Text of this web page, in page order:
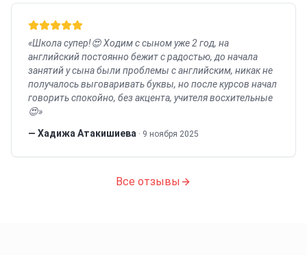
«Школа супер!😍 Ходим с сыном уже 2 год, на
английский постоянно бежит с радостью, до начала
занятий у сына были проблемы с английским, никак не
получалось выговаривать буквы, но после курсов начал
говорить спокойно, без акцента, учителя восхительные
😍»
— Хадижа Атакишиева · 9 ноября 2025
Все отзывы